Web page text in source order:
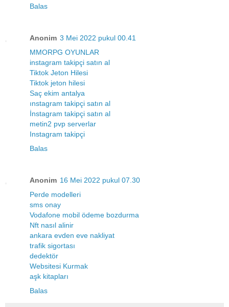
Balas
Anonim 3 Mei 2022 pukul 00.41
MMORPG OYUNLAR
instagram takipçi satın al
Tiktok Jeton Hilesi
Tiktok jeton hilesi
Saç ekim antalya
ınstagram takipçi satın al
İnstagram takipçi satın al
metin2 pvp serverlar
Instagram takipçi
Balas
Anonim 16 Mei 2022 pukul 07.30
Perde modelleri
sms onay
Vodafone mobil ödeme bozdurma
Nft nasıl alinir
ankara evden eve nakliyat
trafik sigortası
dedektör
Websitesi Kurmak
aşk kitapları
Balas